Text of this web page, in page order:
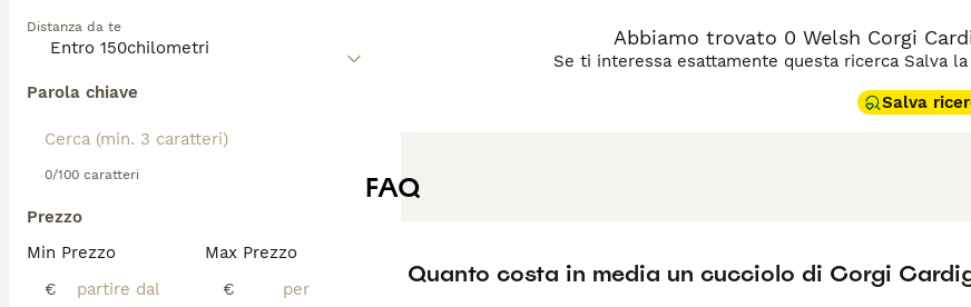
Distanza da te
Parola chiave
0/100 caratteri
Prezzo
Min Prezzo
€
Max Prezzo
€
Abbiamo trovato 0 Welsh Corgi
Se ti interessa esattamente questa ricerca Salva
Salva
FAQ
Quanto costa in media un cucciolo di Corgi